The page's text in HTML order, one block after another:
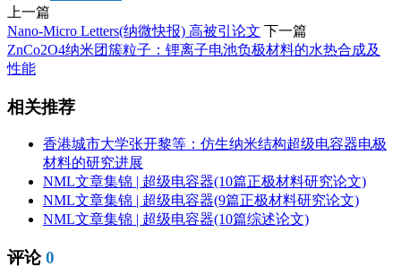
上一篇
Nano-Micro Letters(纳微快报) 高被引论文 下一篇
ZnCo2O4纳米团簇粒子：锂离子电池负极材料的水热合成及
性能
相关推荐
香港城市大学张开黎等：仿生纳米结构超级电容器电极
材料的研究进展
NML文章集锦 | 超级电容器(10篇正极材料研究论文)
NML文章集锦 | 超级电容器(9篇正极材料研究论文)
NML文章集锦 | 超级电容器(10篇综述论文)
评论0